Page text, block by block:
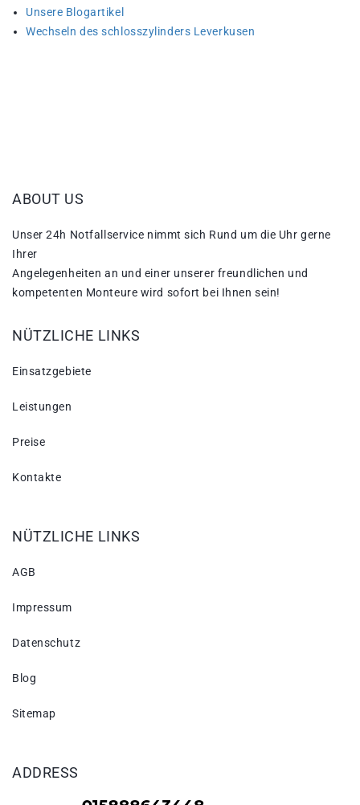
Unsere Blogartikel
Wechseln des schlosszylinders Leverkusen
ABOUT US
Unser 24h Notfallservice nimmt sich Rund um die Uhr gerne
Ihrer
Angelegenheiten an und einer unserer freundlichen und
kompetenten Monteure wird sofort bei Ihnen sein!
NÜTZLICHE LINKS
Einsatzgebiete
Leistungen
Preise
Kontakte
NÜTZLICHE LINKS
AGB
Impressum
Datenschutz
Blog
Sitemap
ADDRESS